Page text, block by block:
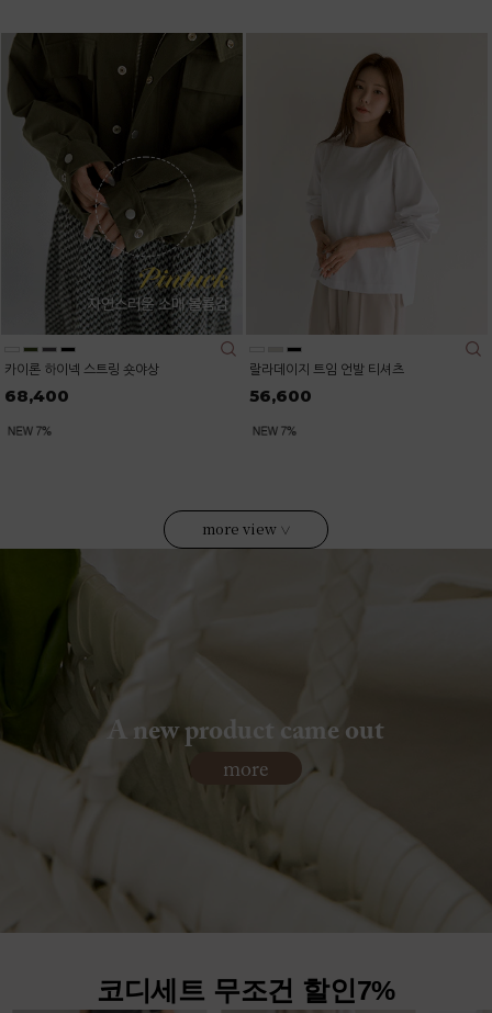
카이론 하이넥 스트링 숏야상
68,400
랄라데이지 트임 언발 티셔츠
56,600
more view ∨
A new product came out
more
코디세트 무조건 할인7%